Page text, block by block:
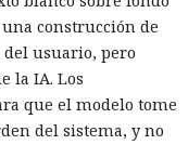
construcción de
usuario, pero
la IA. Los
que el modelo tome
del sistema, y no